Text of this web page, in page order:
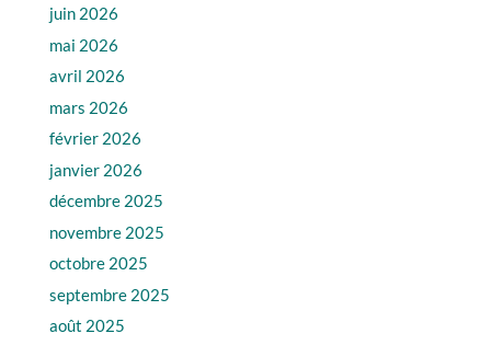
juin 2026
mai 2026
avril 2026
mars 2026
février 2026
janvier 2026
décembre 2025
novembre 2025
octobre 2025
septembre 2025
août 2025